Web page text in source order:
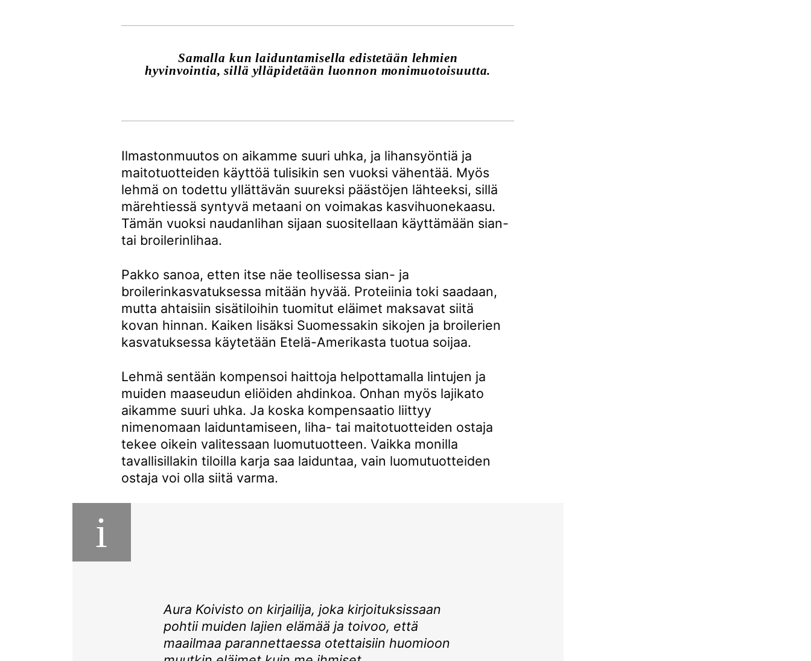
Samalla kun laiduntamisella edistetään lehmien
hyvinvointia, sillä ylläpidetään luonnon monimuotoisuutta.
Ilmastonmuutos on aikamme suuri uhka, ja lihansyöntiä ja
maitotuotteiden käyttöä tulisikin sen vuoksi vähentää. Myös
lehmä on todettu yllättävän suureksi päästöjen lähteeksi, sillä
märehtiessä syntyvä metaani on voimakas kasvihuonekaasu.
Tämän vuoksi naudanlihan sijaan suositellaan käyttämään sian-
tai broilerinlihaa.
Pakko sanoa, etten itse näe teollisessa sian- ja
broilerinkasvatuksessa mitään hyvää. Proteiinia toki saadaan,
mutta ahtaisiin sisätiloihin tuomitut eläimet maksavat siitä
kovan hinnan. Kaiken lisäksi Suomessakin sikojen ja broilerien
kasvatuksessa käytetään Etelä-Amerikasta tuotua soijaa.
Lehmä sentään kompensoi haittoja helpottamalla lintujen ja
muiden maaseudun eliöiden ahdinkoa. Onhan myös lajikato
aikamme suuri uhka. Ja koska kompensaatio liittyy
nimenomaan laiduntamiseen, liha- tai maitotuotteiden ostaja
tekee oikein valitessaan luomutuotteen. Vaikka monilla
tavallisillakin tiloilla karja saa laiduntaa, vain luomutuotteiden
ostaja voi olla siitä varma.
i
Aura Koivisto on kirjailija, joka kirjoituksissaan
pohtii muiden lajien elämää ja toivoo, että
maailmaa parannettaessa otettaisiin huomioon